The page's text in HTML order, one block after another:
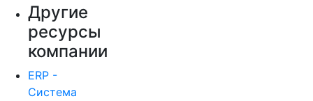
Другие
ресурсы
компании
ERP -
Система